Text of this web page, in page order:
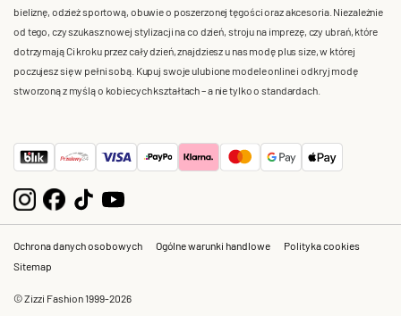
bieliznę, odzież sportową, obuwie o poszerzonej tęgości oraz akcesoria. Niezależnie
od tego, czy szukasz nowej stylizacji na co dzień, stroju na imprezę, czy ubrań, które
dotrzymają Ci kroku przez cały dzień, znajdziesz u nas modę plus size, w której
poczujesz się w pełni sobą. Kupuj swoje ulubione modele online i odkryj modę
stworzoną z myślą o kobiecych kształtach – a nie tylko o standardach.
Ochrona danych osobowych Ogólne warunki handlowe
Polityka cookies
Sitemap
© Zizzi Fashion 1999-2026